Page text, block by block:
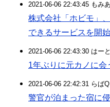
2021-06-06 22:43:45 もみ
株式会社「ホビモ」
できるサービスを開始
2021-06-06 22:43:30 はー
1年ぶりに元カノに会
2021-06-06 22:42:31 らばQ
警官が泊まった宿に